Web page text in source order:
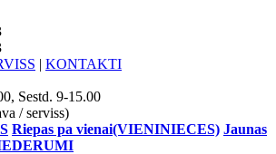
| KONTAKTI
Sestd. 9-15.00
/ serviss)
Riepas pa vienai(VIENINIECES) Jaunas